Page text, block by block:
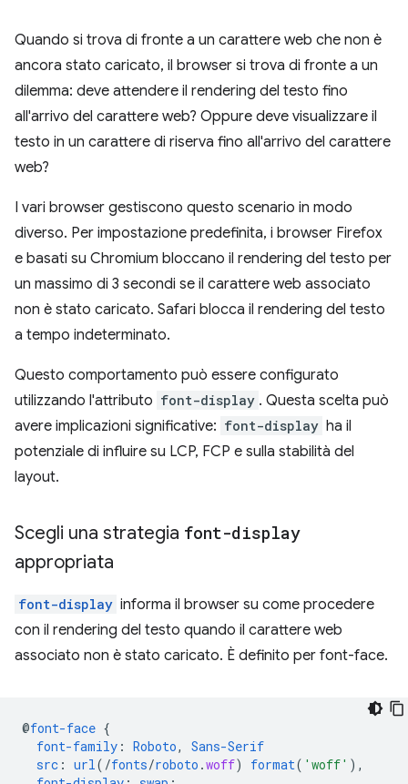
Quando si trova di fronte a un carattere web che non è
ancora stato caricato, il browser si trova di fronte a un
dilemma: deve attendere il rendering del testo fino
all'arrivo del carattere web? Oppure deve visualizzare il
testo in un carattere di riserva fino all'arrivo del carattere
web?
I vari browser gestiscono questo scenario in modo
diverso. Per impostazione predefinita, i browser Firefox
e basati su Chromium bloccano il rendering del testo per
un massimo di 3 secondi se il carattere web associato
non è stato caricato. Safari blocca il rendering del testo
a tempo indeterminato.
Questo comportamento può essere configurato
utilizzando l'attributo font-display . Questa scelta può
avere implicazioni significative: font-display ha il
potenziale di influire su LCP, FCP e sulla stabilità del
layout.
Scegli una strategia font-display
appropriata
font-display informa il browser su come procedere
con il rendering del testo quando il carattere web
associato non è stato caricato. È definito per font-face.
@font-face {
font-family : Roboto,
Sans-Serif
src : url (/fonts/roboto .woff) format( 'woff' ),